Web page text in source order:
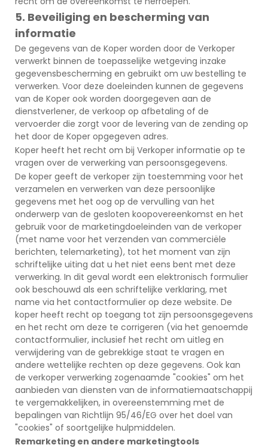
5. Beveiliging en bescherming van
informatie
De gegevens van de Koper worden door de Verkoper
verwerkt binnen de toepasselijke wetgeving inzake
gegevensbescherming en gebruikt om uw bestelling te
verwerken. Voor deze doeleinden kunnen de gegevens
van de Koper ook worden doorgegeven aan de
dienstverlener, de verkoop op afbetaling of de
vervoerder die zorgt voor de levering van de zending op
het door de Koper opgegeven adres.
Koper heeft het recht om bij Verkoper informatie op te
vragen over de verwerking van persoonsgegevens.
De koper geeft de verkoper zijn toestemming voor het
verzamelen en verwerken van deze persoonlijke
gegevens met het oog op de vervulling van het
onderwerp van de gesloten koopovereenkomst en het
gebruik voor de marketingdoeleinden van de verkoper
(met name voor het verzenden van commerciële
berichten, telemarketing), tot het moment van zijn
schriftelijke uiting dat u het niet eens bent met deze
verwerking. In dit geval wordt een elektronisch formulier
ook beschouwd als een schriftelijke verklaring, met
name via het contactformulier op deze website. De
koper heeft recht op toegang tot zijn persoonsgegevens
en het recht om deze te corrigeren (via het genoemde
contactformulier, inclusief het recht om uitleg en
verwijdering van de gebrekkige staat te vragen en
andere wettelijke rechten op deze gegevens. Ook kan
de verkoper verwerking zogenaamde "cookies" om het
aanbieden van diensten van de informatiemaatschappij
te vergemakkelijken, in overeenstemming met de
bepalingen van Richtlijn 95/46/EG over het doel van
"cookies" of soortgelijke hulpmiddelen.
Remarketing en andere marketingtools